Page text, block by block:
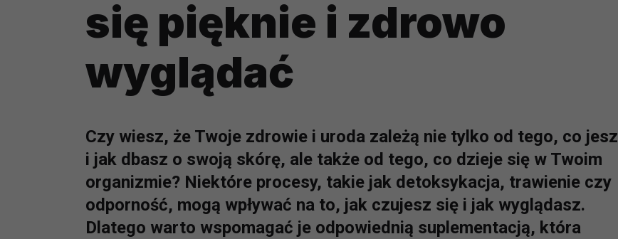
się pięknie i zdrowo
wyglądać
Czy wiesz, że Twoje zdrowie i uroda zależą nie tylko od tego, co jesz
i jak dbasz o swoją skórę, ale także od tego, co dzieje się w Twoim
organizmie? Niektóre procesy, takie jak detoksykacja, trawienie czy
odporność, mogą wpływać na to, jak czujesz się i jak wyglądasz.
Dlatego warto wspomagać je odpowiednią suplementacją, która